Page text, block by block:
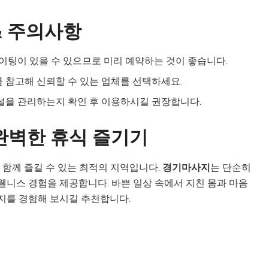
주의사항
팅이 있을 수 있으므로 미리 예약하는 것이 좋습니다.
참고해 신뢰할 수 있는 업체를 선택하세요.
을 관리하는지 확인 후 이용하시길 권장합니다.
벽한 휴식 즐기기
께 즐길 수 있는 최적의 지역입니다. 경기마사지는 단순히
니스 경험을 제공합니다. 바쁜 일상 속에서 지친 몸과 마음
를 경험해 보시길 추천합니다.